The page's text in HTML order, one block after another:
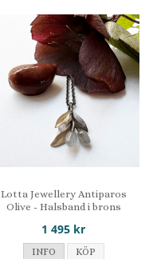
Lotta Jewellery Antiparos
Olive - Halsband i brons
1 495 kr
INFO KÖP